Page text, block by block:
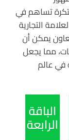
تساهم في
التجارية
يمكن أن
مما يجعل
في عالم
الباقة
الرابعة